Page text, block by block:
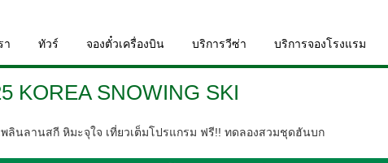
า ทัวร์ จองตั๋วเครื่องบิน บริการวีซ่า บริการจองโรงแรม
KOREA SNOWING SKI
พลินลานสกี หิมะจุใจ เที่ยวเต็มโปรแกรม ฟรี!! ทดลองสวมชุดฮันบก